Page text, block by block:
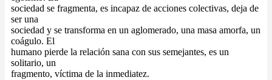
sociedad se fragmenta, es incapaz de acciones colectivas, deja de
ser una
sociedad y se transforma en un aglomerado, una masa amorfa, un
coágulo. El
humano pierde la relación sana con sus semejantes, es un
solitario, un
fragmento, víctima de la inmediatez.